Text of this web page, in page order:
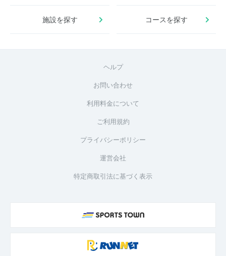
施設を探す コースを探す
ヘルプ
お問い合わせ
利用料金について
ご利用規約
プライバシーポリシー
運営会社
特定商取引法に基づく表示